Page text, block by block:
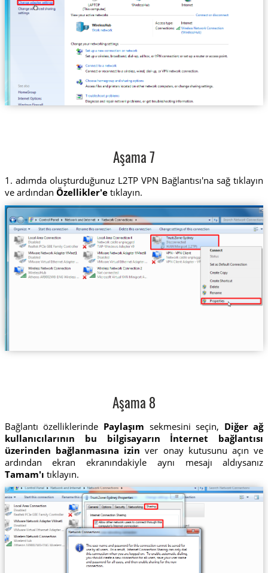
Aşama 7
1. adımda oluşturduğunuz L2TP VPN Bağlantısı'na sağ tıklayın
ve ardından Özellikler'etıklayın.
Aşama 8
Bağlantı özelliklerinde Paylaşım sekmesini seçin, Diğer ağ
kullanıcılarının bu bilgisayarın İnternet bağlantısı
üzerinden bağlanmasına izin ver onay kutusunu açın ve
ardından ekran ekranındakiyle aynı mesajı aldıysanız
Tamam'ı tıklayın.